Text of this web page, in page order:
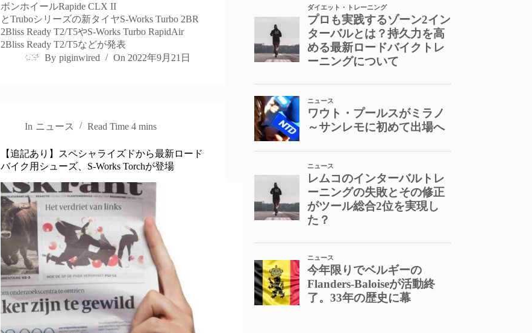
ボンホイールRapide CLX II
とTruboシリーズの新タイヤS-Works Turbo 2BR
2Bliss Ready T2/T5やS-Works Turbo RapidAir
2Bliss Ready T2/T5などが発表
By piginwired On 2022年9月21日
In ニュース Read Time 4 mins
【追記あり】スペシャライズドから最新ロード
バイク用シューズ、S-Works Torchが登場